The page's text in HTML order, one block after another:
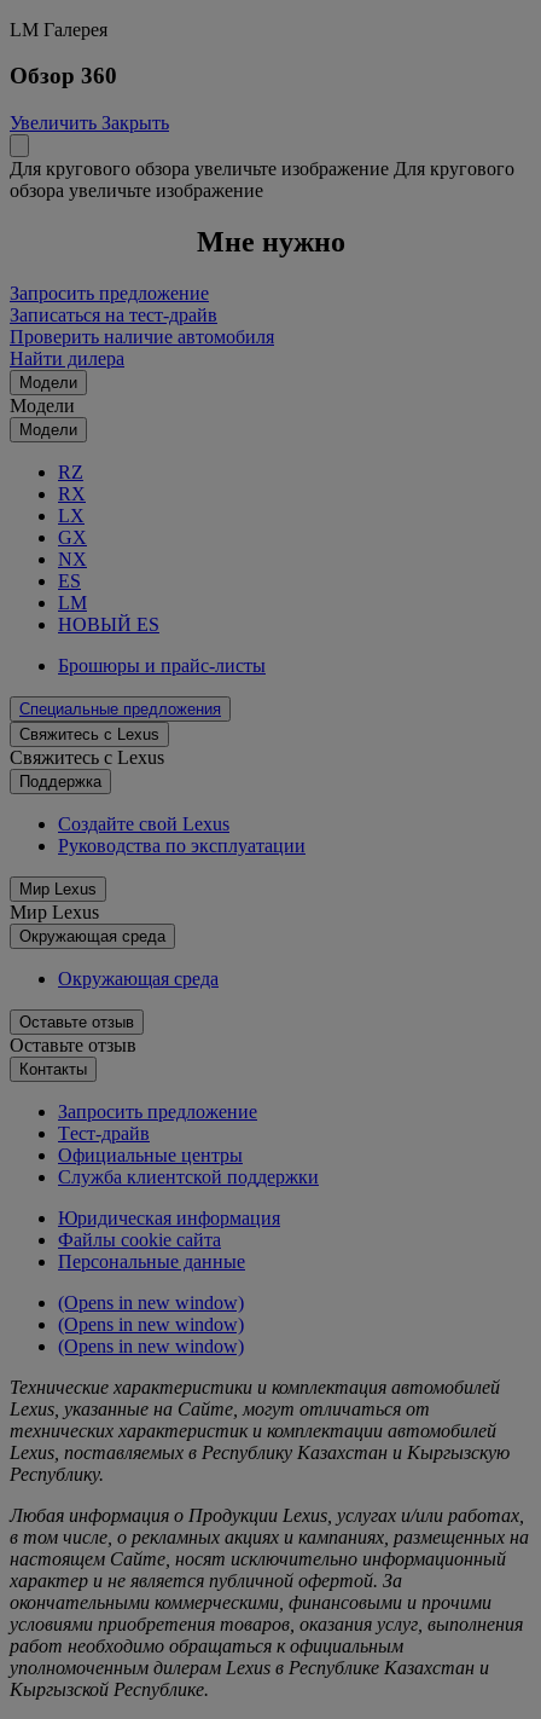
LM Галерея
Обзор 360
Увеличить Закрыть
Для кругового обзора увеличьте изображение Для кругового
обзора увеличьте изображение
Мне нужно
Запросить предложение
Записаться на тест-драйв
Проверить наличие автомобиля
Найти дилера
Модели
Модели
Модели
RZ
RX
LX
GX
NX
ES
LM
НОВЫЙ ES
Брошюры и прайс-листы
Специальные предложения
Свяжитесь с Lexus
Свяжитесь с Lexus
Поддержка
Создайте свой Lexus
Руководства по эксплуатации
Мир Lexus
Мир Lexus
Окружающая среда
Окружающая среда
Оставьте отзыв
Оставьте отзыв
Контакты
Запросить предложение
Tест-драйв
Официальные центры
Служба клиентской поддержки
Юридическая информация
Файлы cookie сайта
Персональные данные
(Opens in new window)
(Opens in new window)
(Opens in new window)
Технические характеристики и комплектация автомобилей
Lexus, указанные на Сайте, могут отличаться от
технических характеристик и комплектации автомобилей
Lexus, поставляемых в Республику Казахстан и Кыргызскую
Республику.
Любая информация о Продукции Lexus, услугах и/или работах,
в том числе, о рекламных акциях и кампаниях, размещенных на
настоящем Cайте, носят исключительно информационный
характер и не является публичной офертой. За
окончательными коммерческими, финансовыми и прочими
условиями приобретения товаров, оказания услуг, выполнения
работ необходимо обращаться к официальным
уполномоченным дилерам Lexus в Республике Казахстан и
Кыргызской Республике.